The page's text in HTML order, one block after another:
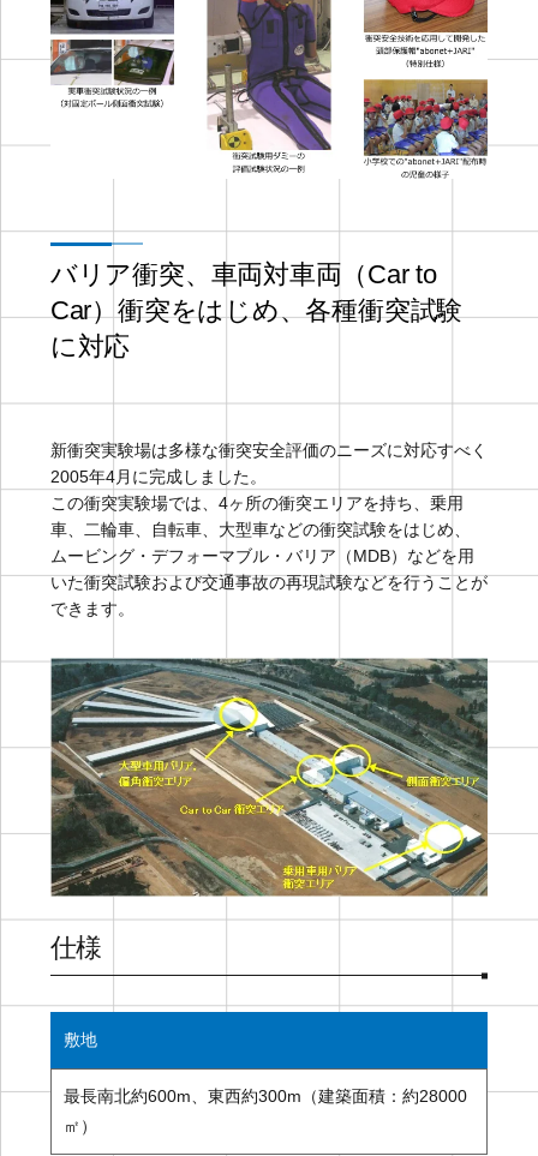
バリア衝突、車両対車両（Car to
Car）衝突をはじめ、各種衝突試験
に対応
新衝突実験場は多様な衝突安全評価のニーズに対応すべく
2005年4月に完成しました。
この衝突実験場では、4ヶ所の衝突エリアを持ち、乗用
車、二輪車、自転車、大型車などの衝突試験をはじめ、
ムービング・デフォーマブル・バリア（MDB）などを用
いた衝突試験および交通事故の再現試験などを行うことが
できます。
仕様
敷地
最長南北約600m、東西約300m（建築面積：約28000
㎡）